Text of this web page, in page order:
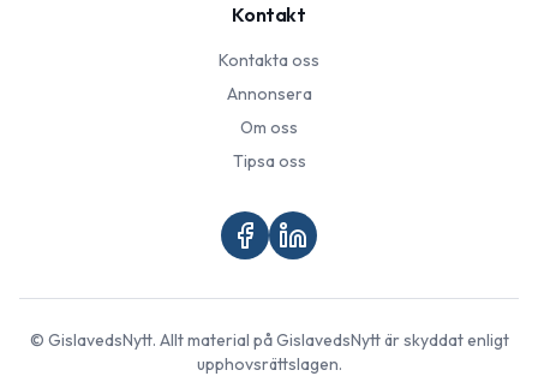
Kontakt
Kontakta oss
Annonsera
Om oss
Tipsa oss
© GislavedsNytt. Allt material påGislavedsNyttär skyddat enligt
upphovsrättslagen.